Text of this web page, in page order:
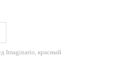
Imaginario, красный